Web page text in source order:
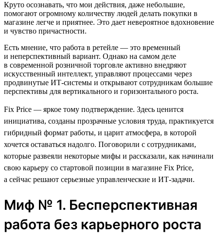
Круто осознавать, что мои действия, даже небольшие,
помогают огромному количеству людей делать покупки в
магазине легче и приятнее. Это дает невероятное вдохновение
и чувство причастности.
Есть мнение, что работа в ретейле — это временный
и неперспективный вариант. Однако на самом деле
в современной розничной торговле активно внедряют
искусственный интеллект, управляют процессами через
продвинутые ИТ-системы и открывают сотрудникам большие
перспективы для вертикального и горизонтального роста.
Fix Price — яркое тому подтверждение. Здесь ценится
инициатива, созданы прозрачные условия труда, практикуется
гибридный формат работы, и царит атмосфера, в которой
хочется оставаться надолго. Поговорили с сотрудниками,
которые развеяли некоторые мифы и рассказали, как начинали
свою карьеру со стартовой позиции в магазине Fix Price,
а сейчас решают серьезные управленческие и ИТ-задачи.
Миф № 1. Бесперспективная
работа без карьерного роста